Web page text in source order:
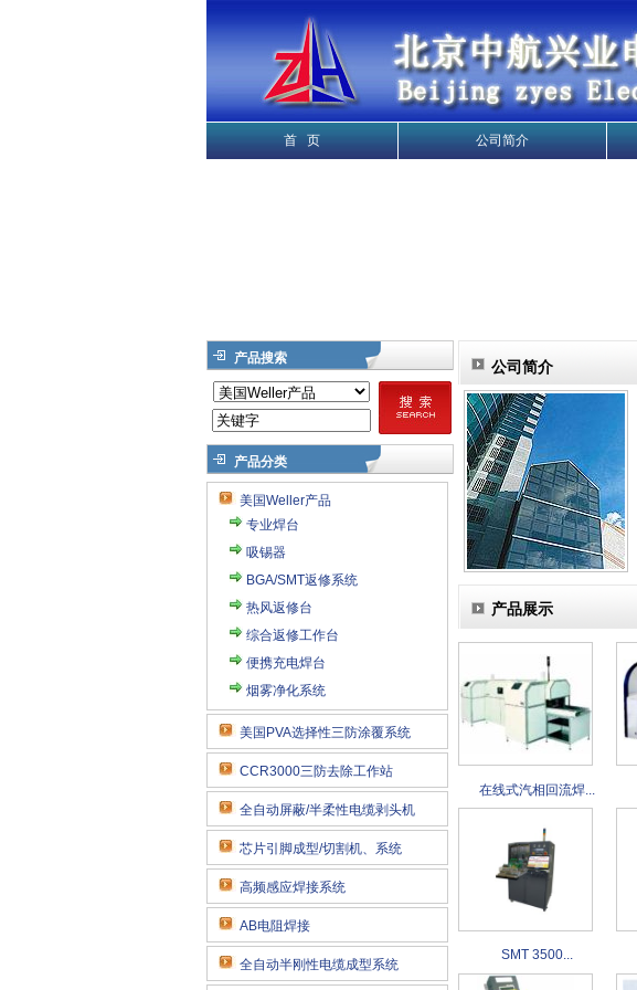
首 页 公司简介
产品搜索
产品分类
美国Weller产品
专业焊台
吸锡器
BGA/SMT返修系统
热风返修台
综合返修工作台
便携充电焊台
烟雾净化系统
美国PVA选择性三防涂覆系统
CCR3000三防去除工作站
全自动屏蔽/半柔性电缆剥头机
芯片引脚成型/切割机、系统
高频感应焊接系统
AB电阻焊接
全自动半刚性电缆成型系统
公司简介
产品展示
在线式汽相回流焊...
SMT 3500...